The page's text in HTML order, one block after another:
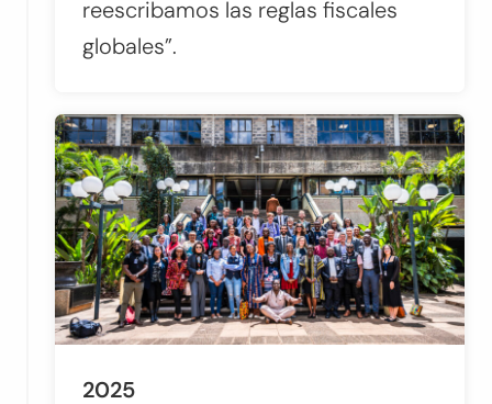
reescribamos las reglas fiscales
globales”.
2025